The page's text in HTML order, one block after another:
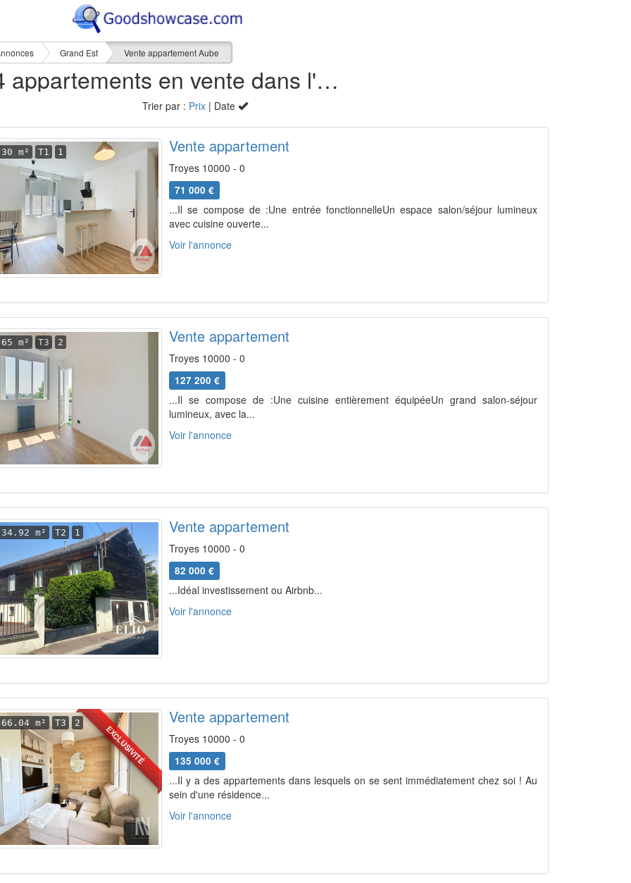
Grand Est Vente appartement Aube
114 appartements en vente dans l'Aube (10)
Trier par : Prix| Date
30 m² T1 1 Vente appartement
Troyes 10000 - 0
71 000 €
...Il se compose de :Une entrée fonctionnelleUn espace salon/séjour lumineux
avec cuisine ouverte...
Voir l'annonce
65 m² T3 2 Vente appartement
Troyes 10000 - 0
127 200 €
...Il se compose de :Une cuisine entièrement équipéeUn grand salon-séjour
lumineux, avec la...
Voir l'annonce
34.92 m² T2 1 Vente appartement
Troyes 10000 - 0
82 000 €
...Idéal investissement ou Airbnb...
Voir l'annonce
EXCLUSIVITÉ
66.04 m² T3 2 Vente appartement
Troyes 10000 - 0
135 000 €
...Il y a des appartements dans lesquels on se sent immédiatement chez soi ! Au
sein d'une résidence...
Voir l'annonce